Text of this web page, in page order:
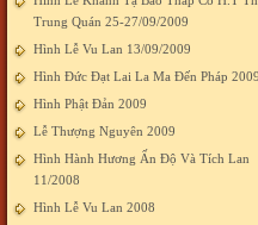
Trung Quán 25-27/09/2009
Hình Lễ Vu Lan 13/09/2009
Hình Đức Đạt Lai La Ma Đến Pháp 2009
Hình Phật Đản 2009
Lễ Thượng Nguyên 2009
Hình Hành Hương Ấn Độ Và Tích Lan
11/2008
Hình Lễ Vu Lan 2008